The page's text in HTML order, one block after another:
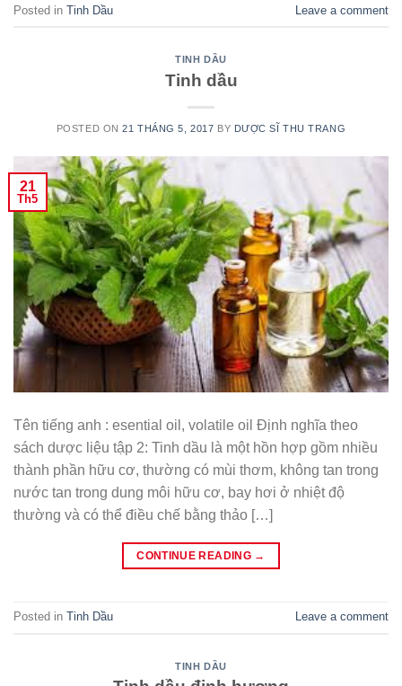
Posted in Tinh Dầu Leave a comment
TINH DẦU
Tinh dầu
POSTED ON21 THÁNG 5, 2017 BY DƯỢC SĨ THU TRANG
21
Th5
Tên tiếng anh : esential oil, volatile oil Định nghĩa theo
sách dược liệu tập 2: Tinh dầu là một hồn hợp gồm nhiều
thành phần hữu cơ, thường có mùi thơm, không tan trong
nước tan trong dung môi hữu cơ, bay hơi ở nhiệt độ
thường và có thể điều chế bằng thảo […]
CONTINUE READING →
Posted in Tinh Dầu Leave a comment
TINH DẦU